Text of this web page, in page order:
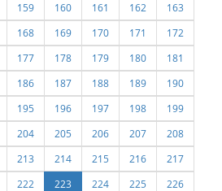
159 160 161 162
163
168 169 170 171
172
177 178 179 180
181
186 187 188 189
190
195 196 197 198
199
204 205 206 207
208
213 214 215 216
217
222 223 224 225
226